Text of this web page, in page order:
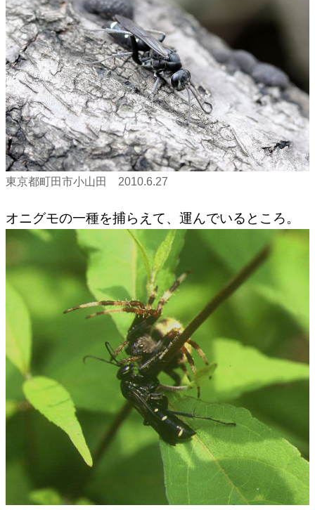
東京都町田市小山田 2010.6.27
オニグモの一種を捕らえて、運んでいるところ。